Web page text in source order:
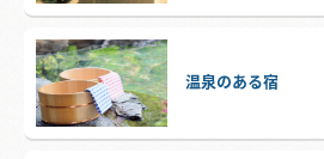
温泉のある宿